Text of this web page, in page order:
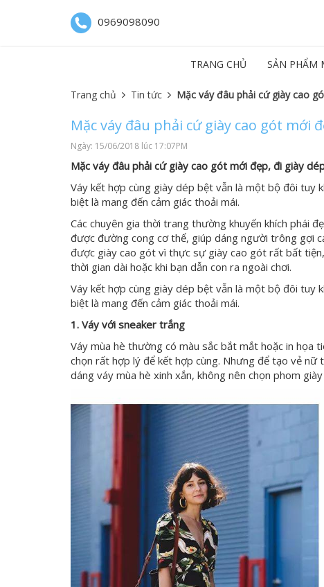
0969098090
TRANG CHỦ SẢN PHẨM
Trang chủ Tin tức Mặc váy đâu phải cứ giày cao
Mặc váy đâu phải cứ giày cao gót mới
Ngày: 15/06/2018 lúc 17:07PM
Mặc váy đâu phải cứ giày cao gót mới đẹp, đi giày
Váy kết hợp cùng giày dép bệt vẫn là một bộ đôi tuy
biệt là mang đến cảm giác thoải mái.
Các chuyên gia thời trang thường khuyến khích phái
được đường cong cơ thể, giúp dáng người trông gợi
được giày cao gót vì thực sự giày cao gót rất bất
thời gian dài hoặc khi bạn dẫn con ra ngoài chơi.
Váy kết hợp cùng giày dép bệt vẫn là một bộ đôi tuy
biệt là mang đến cảm giác thoải mái.
1. Váy với sneaker trắng
Váy mùa hè thường có màu sắc bắt mắt hoặc in
chọn rất hợp lý để kết hợp cùng. Nhưng để tạo vẻ nữ
dáng váy mùa hè xinh xắn, không nên chọn phom